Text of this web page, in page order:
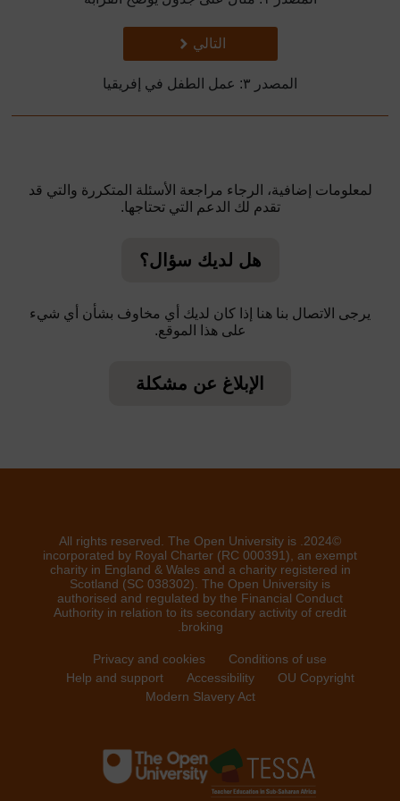
تالي
التالي
المصدر ٣: عمل الطفل في إفريقيا
لمعلومات إضافية، الرجاء مراجعة الأسئلة المتكررة والتي قد
تقدم لك الدعم التي تحتاجها.
هل لديك سؤال؟
يرجى الاتصال بنا هنا إذا كان لديك أي مخاوف بشأن أي شيء
على هذا الموقع.
الإبلاغ عن مشكلة
©2024. All rights reserved. The Open University is
incorporated by Royal Charter (RC 000391), an exempt
charity in England & Wales and a charity registered in
Scotland (SC 038302). The Open University is
authorised and regulated by the Financial Conduct
Authority in relation to its secondary activity of credit
broking.
Conditions of use
Privacy and cookies
OU Copyright
Accessibility
Help and support
Modern Slavery Act